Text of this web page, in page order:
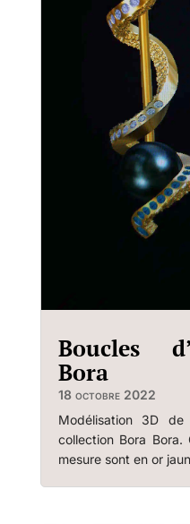
Boucles
Bora
18 octobre 2022
Modélisation 3D
collection Bora Bora.
mesure sont en or